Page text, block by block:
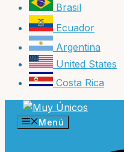
Brasil
Ecuador
Argentina
United States
Costa Rica
Menú